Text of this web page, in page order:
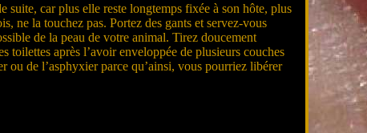
suite, car plus elle reste longtemps fixée à son hôte, plus
ne la touchez pas. Portez des gants et servez-vous
de la peau de votre animal. Tirez doucement
toilettes après l’avoir enveloppée de plusieurs couches
ou de l’asphyxier parce qu’ainsi, vous pourriez libérer